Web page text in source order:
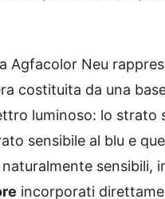
Agfacolor Neu
costituita da una
luminoso: lo strato
sensibile al blu e
sensibili,
incorporati